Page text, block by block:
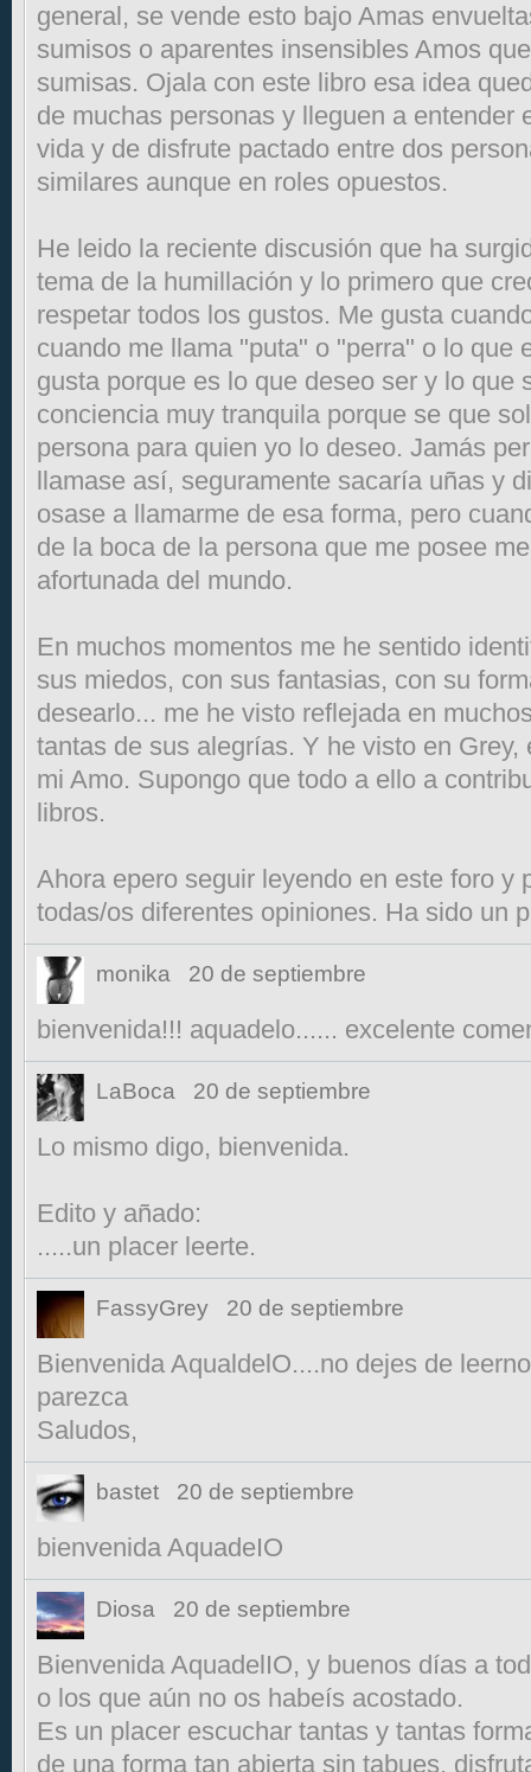
general, se vende esto bajo Amas
sumisos o aparentes insensibles Amos
sumisas. Ojala con este libro esa idea
de muchas personas y lleguen a entender
vida y de disfrute pactado entre dos
similares aunque en roles opuestos.
He leido la reciente discusión que ha
tema de la humillación y lo primero que
respetar todos los gustos. Me gusta
cuando me llama "puta" o "perra" o lo que
gusta porque es lo que deseo ser y lo que
conciencia muy tranquila porque se que
persona para quien yo lo deseo. Jamás
llamase así, seguramente sacaría uñas y
osase a llamarme de esa forma, pero
de la boca de la persona que me posee
afortunada del mundo.
En muchos momentos me he sentido
sus miedos, con sus fantasias, con su
desearlo... me he visto reflejada en
tantas de sus alegrías. Y he visto en
mi Amo. Supongo que todo a ello a
libros.
Ahora epero seguir leyendo en este foro y
todas/os diferentes opiniones. Ha sido un
monika 20 de septiembre
bienvenida!!! aquadelo...... excelente
LaBoca 20 de septiembre
Lo mismo digo, bienvenida.
Edito y añado:
.....un placer leerte.
FassyGrey 20 de septiembre
Bienvenida AqualdelO....no dejes de
parezca
Saludos,
bastet 20 de septiembre
bienvenida AquadeIO
Diosa 20 de septiembre
Bienvenida AquadelIO, y buenos días a
o los que aún no os habeís acostado.
Es un placer escuchar tantas y tantas
de una forma tan abierta sin tabues,